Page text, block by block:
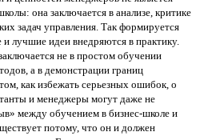
она заключается в анализе, критике
задач управления. Так формируется
лучшие идеи внедряются в практику.
не в простом обучении
а в демонстрации границ
как избежать серьезных ошибок, о
и менеджеры могут даже не
между обучением в бизнес-школе и
потому, что он и должен